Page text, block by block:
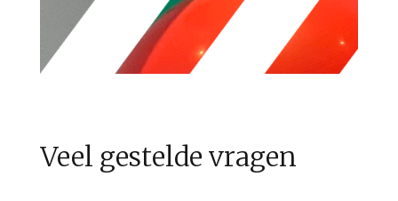
Veel gestelde vragen